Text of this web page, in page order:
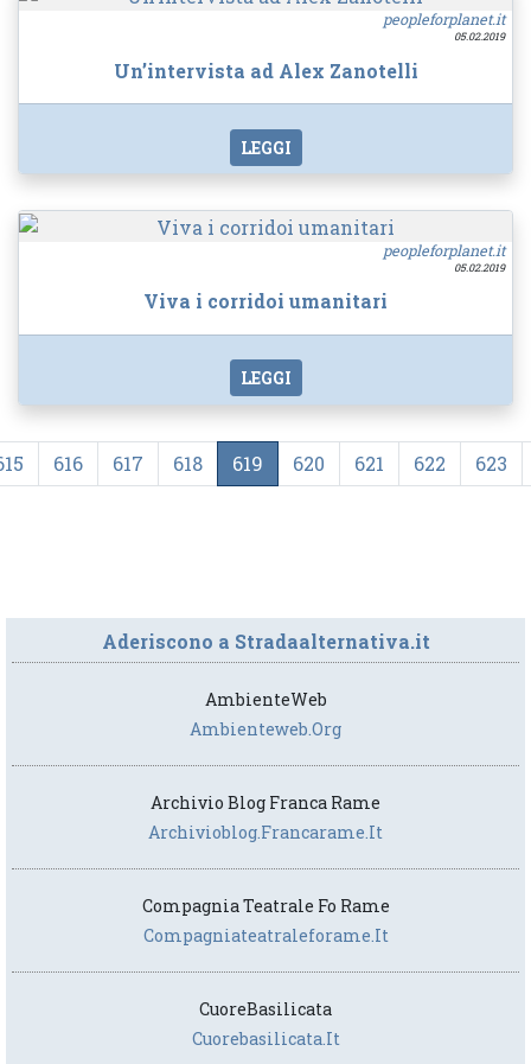
peopleforplanet.it
05.02.2019
Un’intervista ad Alex Zanotelli
LEGGI
peopleforplanet.it
05.02.2019
Viva i corridoi umanitari
LEGGI
616 617 618 619 620 621 622 623
Aderiscono a Stradaalternativa.it
AmbienteWeb
Ambienteweb.org
Archivio Blog Franca Rame
Archivioblog.francarame.it
Compagnia Teatrale Fo Rame
Compagniateatraleforame.it
CuoreBasilicata
Cuorebasilicata.it